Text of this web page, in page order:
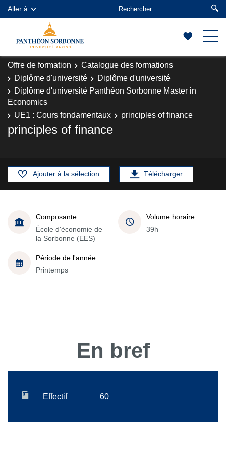
Aller à
Offre de formation
Catalogue des formations
Diplôme d'université
Diplôme d'université
Diplôme d'université Panthéon Sorbonne Master in
Economics
UE1 : Cours fondamentaux
principles of finance
principles of finance
Ajouter à la sélection Télécharger
Composante
École d'économie de
la Sorbonne (EES)
Volume horaire
39h
Période de l'année
Printemps
En bref
Effectif 60